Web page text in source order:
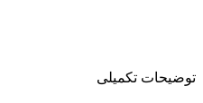
توضیحات تکمیلی